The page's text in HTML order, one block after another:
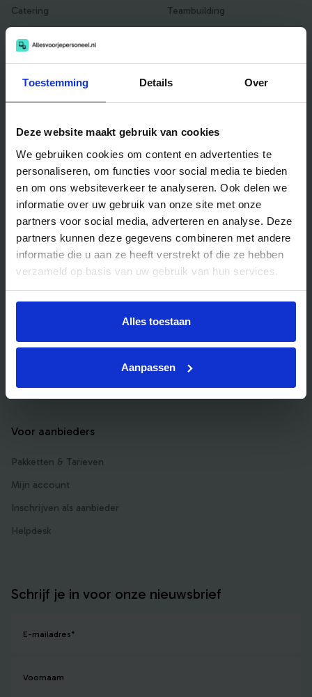
Toestemming Details Over
Deze website maakt gebruik van cookies
We gebruiken cookies om content en advertenties te
personaliseren, om functies voor social media te bieden
en om ons websiteverkeer te analyseren. Ook delen we
informatie over uw gebruik van onze site met onze
partners voor social media, adverteren en analyse. Deze
partners kunnen deze gegevens combineren met andere
informatie die u aan ze heeft verstrekt of die ze hebben
verzameld op basis van uw gebruik van hun services.
Alles toestaan
Aanpassen
Catering
Locaties
Teambuilding
Handig voor jou
Veelgestelde vragen
Bedrijfsuitjes
Bedrijfsuitje outdoor
Bedrijfsuitje indoor
Bedrijfsuitje actief
Bedrijfsuitje Brabant
Bedrijfsuitje Limburg
Voor aanbieders
Pakketten & Tarieven
Mijn account
Inschrijven als aanbieder
Helpdesk
Schrijf je in voor onze nieuwsbrief
E-mailadres*
Voornaam